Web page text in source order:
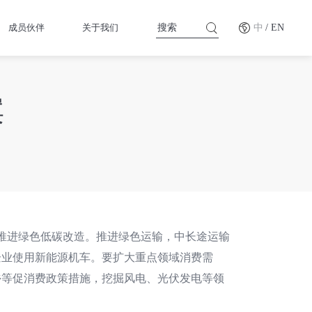
成员伙伴 关于我们 中 / EN
进绿色低碳改造。推进绿色运输，中长途运输
使用新能源机车。要扩大重点领域消费需
促消费政策措施，挖掘风电、光伏发电等领